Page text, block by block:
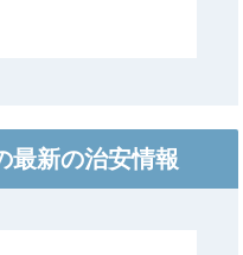
最新の治安情報